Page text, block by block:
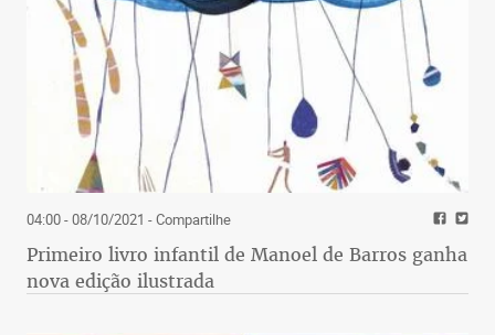
04:00 - 08/10/2021 - Compartilhe
Primeiro livro infantil de Manoel de Barros ganha
nova edição ilustrada